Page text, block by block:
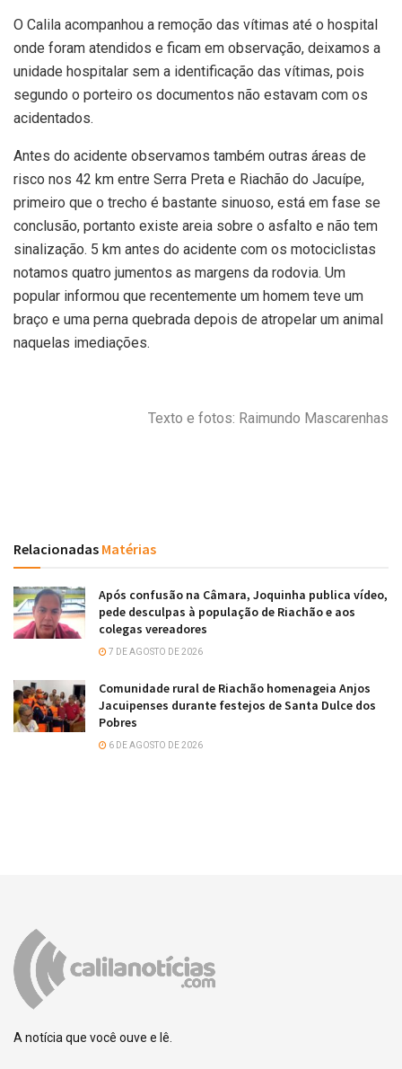
O Calila acompanhou a remoção das vítimas até o hospital
onde foram atendidos e ficam em observação, deixamos a
unidade hospitalar sem a identificação das vítimas, pois
segundo o porteiro os documentos não estavam com os
acidentados.
Antes do acidente observamos também outras áreas de
risco nos 42 km entre Serra Preta e Riachão do Jacuípe,
primeiro que o trecho é bastante sinuoso, está em fase se
conclusão, portanto existe areia sobre o asfalto e não tem
sinalização. 5 km antes do acidente com os motociclistas
notamos quatro jumentos as margens da rodovia. Um
popular informou que recentemente um homem teve um
braço e uma perna quebrada depois de atropelar um animal
naquelas imediações.
Texto e fotos: Raimundo Mascarenhas
Relacionadas Matérias
Após confusão na Câmara, Joquinha publica vídeo,
pede desculpas à população de Riachão e aos
colegas vereadores
7 DE AGOSTO DE 2026
Comunidade rural de Riachão homenageia Anjos
Jacuipenses durante festejos de Santa Dulce dos
Pobres
6 DE AGOSTO DE 2026
A notícia que você ouve e lê.